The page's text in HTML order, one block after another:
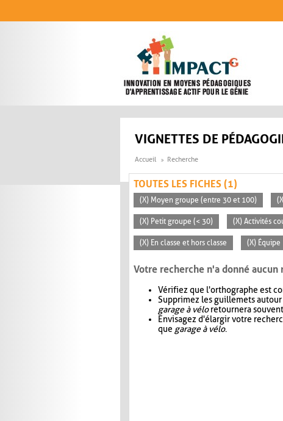
VIGNETTES DE
Accueil Recherche
TOUTES LES FICHES (1)
(X) Moyen groupe (entre 30 et 100)
(X) Petit groupe (< 30) (X) Activités
(X) En classe et hors classe (X) Équipe
Votre recherche n'a donné aucun
Vérifiez que l'orthographe est
Supprimez les guillemets
garage à véloretournera
Envisagez d'élargir votre
que garage à vélo.